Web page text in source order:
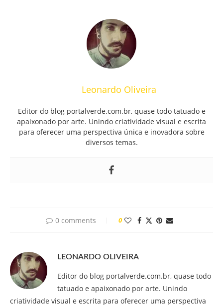
Leonardo Oliveira
Editor do blog portalverde.com.br, quase todo tatuado e
apaixonado por arte. Unindo criatividade visual e escrita
para oferecer uma perspectiva única e inovadora sobre
diversos temas.
0 comments 0
LEONARDO OLIVEIRA
Editor do blog portalverde.com.br, quase todo
tatuado e apaixonado por arte. Unindo
criatividade visual e escrita para oferecer uma perspectiva